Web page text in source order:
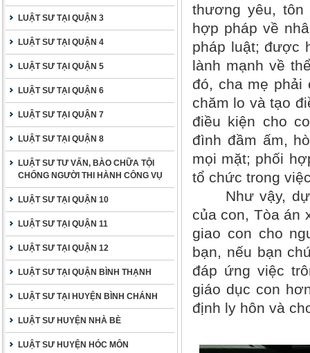
LUẬT SƯ TẠI QUẬN 3
LUẬT SƯ TẠI QUẬN 4
LUẬT SƯ TẠI QUẬN 5
LUẬT SƯ TẠI QUẬN 6
LUẬT SƯ TẠI QUẬN 7
LUẬT SƯ TẠI QUẬN 8
LUẬT SƯ TƯ VẤN, BÀO CHỮA TỘI
CHỐNG NGƯỜI THI HÀNH CÔNG VỤ
LUẬT SƯ TẠI QUẬN 10
LUẬT SƯ TẠI QUẬN 11
LUẬT SƯ TẠI QUẬN 12
LUẬT SƯ TẠI QUẬN BÌNH THẠNH
LUẬT SƯ TẠI HUYỆN BÌNH CHÁNH
LUẬT SƯ HUYỆN NHÀ BÈ
LUẬT SƯ HUYỆN HÓC MÔN
thương yêu,
hợp pháp về
pháp luật; được
lành mạnh về
đó, cha mẹ phải
chăm lo và tạo
điều kiện cho
đình đầm ấm,
mọi mặt; phối
tổ chức trong
Như vậy, dựa
của con, Tòa án
giao con cho
bạn, nếu bạn
đáp ứng việc
giáo dục con
định ly hôn và